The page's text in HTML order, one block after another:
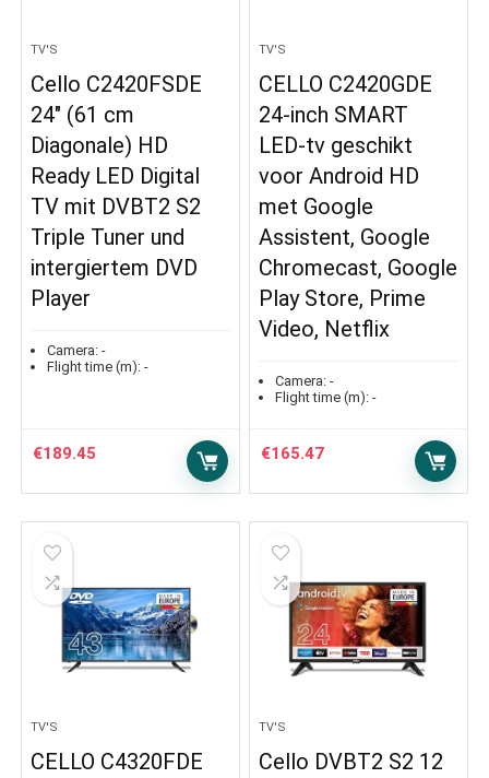
TV'S
Cello C2420FSDE
24″ (61 cm
Diagonale) HD
Ready LED Digital
TV mit DVBT2 S2
Triple Tuner und
intergiertem DVD
Player
Camera: -
Flight time (m): -
€189.45
TV'S
CELLO C2420GDE
24-inch SMART
LED-tv geschikt
voor Android HD
met Google
Assistent, Google
Chromecast, Google
Play Store, Prime
Video, Netflix
Camera: -
Flight time (m): -
€165.47
TV'S
CELLO C4320FDE
TV'S
Cello DVBT2 S2 12